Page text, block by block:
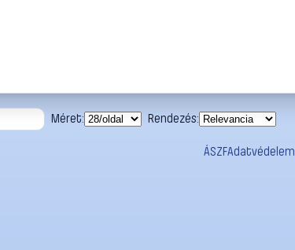
Méret: Rendezés:
ÁSZFAdatvédelem